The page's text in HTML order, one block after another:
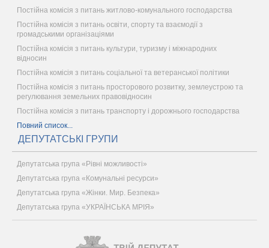
Постійна комісія з питань житлово-комунального господарства
Постійна комісія з питань освіти, спорту та взаємодії з
громадськими організаціями
Постійна комісія з питань культури, туризму і міжнародних
відносин
Постійна комісія з питань соціальної та ветеранської політики
Постійна комісія з питань просторового розвитку, землеустрою та
регулювання земельних правовідносин
Постійна комісія з питань транспорту і дорожнього господарства
Повний список...
ДЕПУТАТСЬКІ ГРУПИ
Депутатська група «Рівні можливості»
Депутатська група «Комунальні ресурси»
Депутатська група «Жінки. Мир. Безпека»
Депутатська група «УКРАЇНСЬКА МРІЯ»